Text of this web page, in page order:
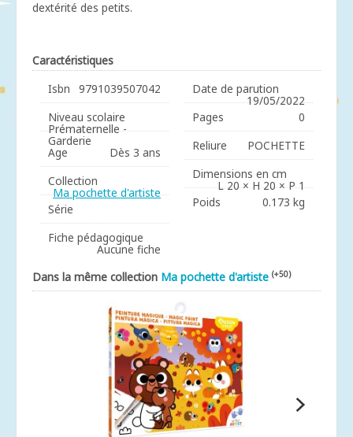
dextérité des petits.
Caractéristiques
Isbn
9791039507042
Niveau scolaire
Prématernelle -
Garderie
Age
Dès 3 ans
Collection
Ma pochette d'artiste
Série
Fiche pédagogique
Aucune fiche
Date de parution
19/05/2022
Pages
0
Reliure
POCHETTE
Dimensions en cm
L 20 × H 20 × P 1
Poids
0.173 kg
Dans la même collection Ma pochette d'artiste (+50)